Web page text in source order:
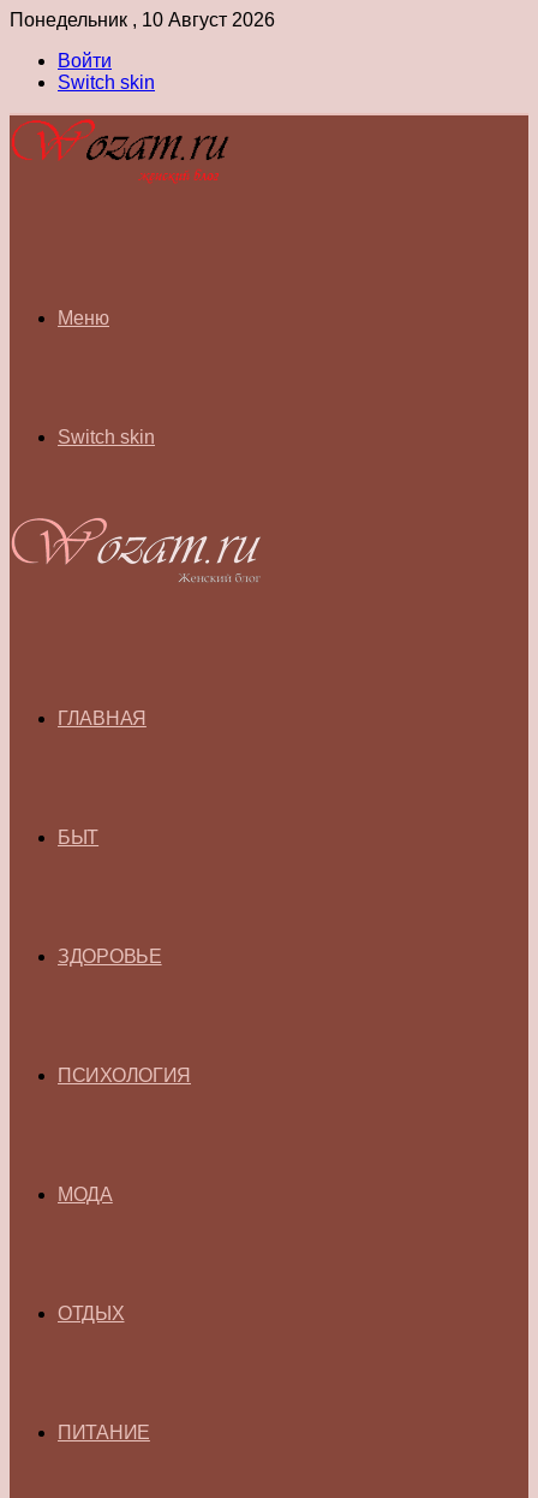
Понедельник , 10 Август 2026
Войти
Switch skin
Меню
Switch skin
ГЛАВНАЯ
БЫТ
ЗДОРОВЬЕ
ПСИХОЛОГИЯ
МОДА
ОТДЫХ
ПИТАНИЕ